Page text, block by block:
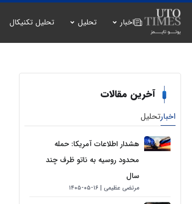
اخبار تحلیل تحلیل تکنیکال
آخرین مقالات
اخبارتحلیل
هشدار اطلاعات آمریکا: حمله
محدود روسیه به ناتو ظرف چند
سال
مرتضی عظیمی ۱۶-۰۵-۱۴۰۵